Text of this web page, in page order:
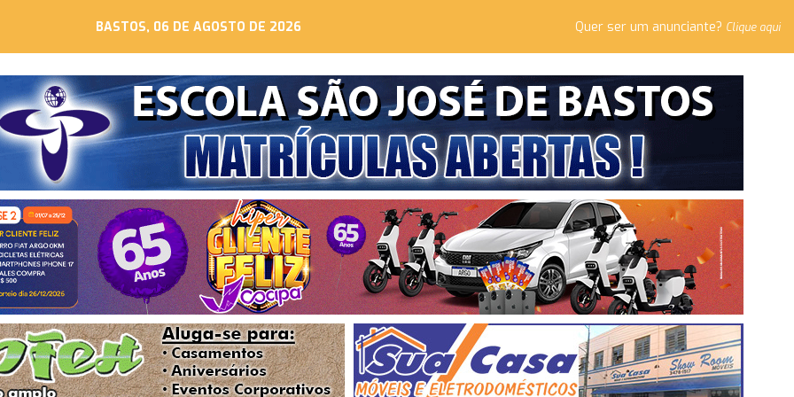
BASTOS, 06 DE AGOSTO DE 2026 Quer ser um anunciante? Clique aqui